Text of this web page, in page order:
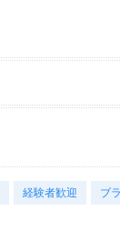
経験者歓迎 ブ